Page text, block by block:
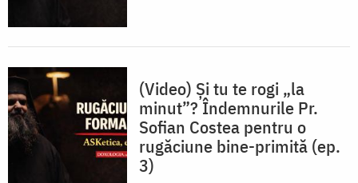
(Video) Și tu te rogi „la
minut”? Îndemnurile Pr.
Sofian Costea pentru o
rugăciune bine-primită (ep.
3)